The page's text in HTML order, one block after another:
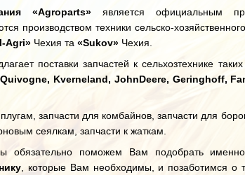
«Agroparts» является официальным
производством техники сельско-
Agri» Чехия та «Sukov» Чехия.
поставки запчастей к сельхозтехнике
Kverneland, JohnDeere, Geringhoff,
запчасти для комбайнов, запчасти для
сеялкам, запчасти к жаткам.
поможем Вам подобрать
, которые Вам необходимы, и позаботимся о